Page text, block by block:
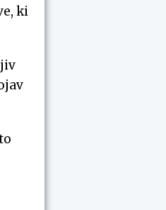
ki